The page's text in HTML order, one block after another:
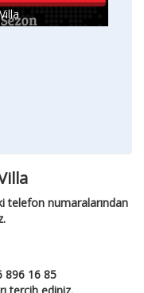
telefon numaralarından
896 16 85